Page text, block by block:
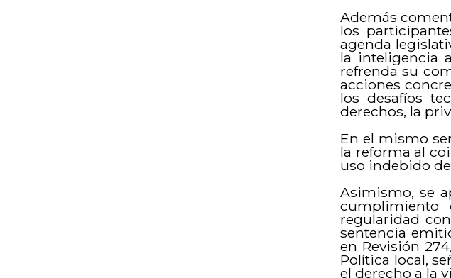
Además
los
agenda
la inteligencia
refrenda su
acciones
los desafíos
derechos, la
En el mismo
la reforma al
uso indebido
Asimismo, se
regularidad
sentencia
en Revisión
Política local,
el derecho a la